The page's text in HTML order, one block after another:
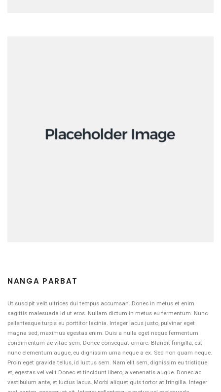
NANGA PARBAT
Ut suscipit velit ultrices dui tempus accumsan. Donec in metus et enim
sagittis malesuada id ut eros. Nullam dictum in metus eu fermentum. Nunc
pellentesque turpis eu porttitor lacinia. Integer lacus justo, pulvinar eget
magna sed, maximus egestas enim. Duis a nulla eget neque fermentum
condimentum ac vitae sem. Donec consequat ornare. Blandit fringilla, est
nunc elementum augue, eu dignissim urna neque a ex. Sed non quam neque.
Proin eget gravida tellus, id luctus sem. Nam elit sem, dignissim eu tristique
et, egestas vel velit.Donec et tincidunt libero, a venenatis augue. Donec ac
vestibulum ante, et luctus lacus. Morbi aliquet quis tortor at fringilla. Integer